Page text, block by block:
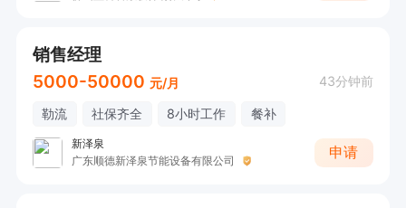
销售经理
5000-50000 元/月 43分钟前
勒流 社保齐全 8小时工作 餐补
新泽泉
广东顺德新泽泉节能设备有限公司
申请